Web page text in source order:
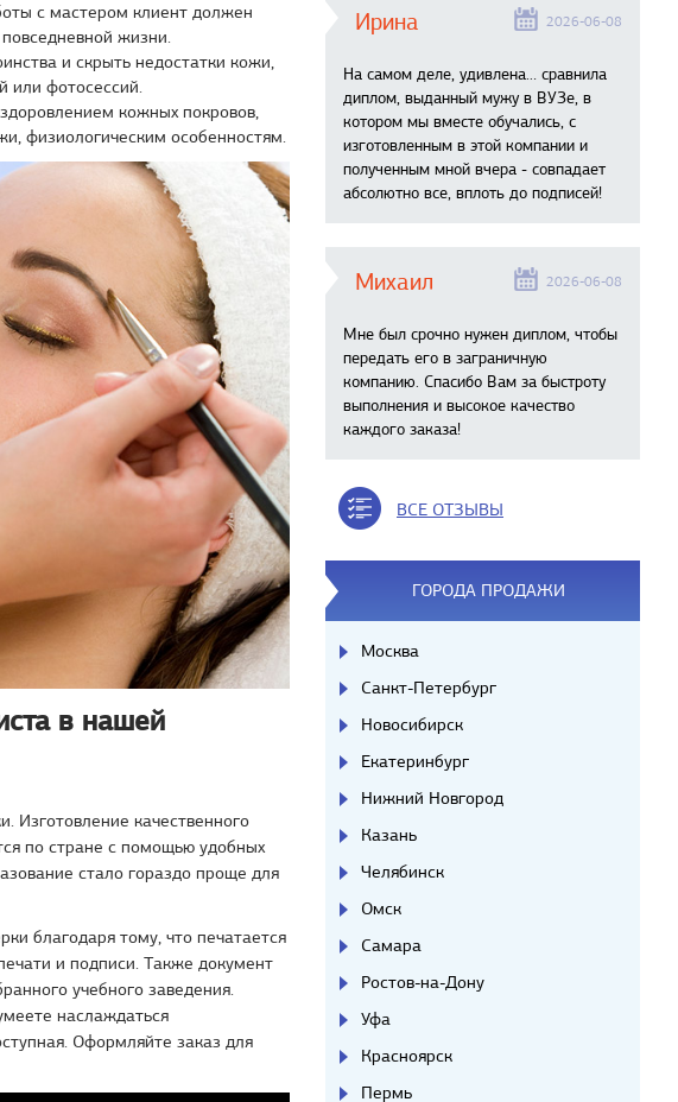
с мастером клиент должен
жизни.
и скрыть недостатки кожи,
или фотосессий.
кожных покровов,
физиологическим особенностям.
в нашей
Изготовление качественного
по стране с помощью удобных
стало гораздо проще для
благодаря тому, что печатается
и подписи. Также документ
учебного заведения.
наслаждаться
Оформляйте заказ для
Ирина 2026-06-08
На самом деле, удивлена… сравнила
диплом, выданный мужу в ВУЗе, в
котором мы вместе обучались, с
изготовленным в этой компании и
полученным мной вчера - совпадает
абсолютно все, вплоть до подписей!
Михаил 2026-06-08
Мне был срочно нужен диплом, чтобы
передать его в заграничную
компанию. Спасибо Вам за быстроту
выполнения и высокое качество
каждого заказа!
ВСЕ ОТЗЫВЫ
ГОРОДА ПРОДАЖИ
Москва
Санкт-Петербург
Новосибирск
Екатеринбург
Нижний Новгород
Казань
Челябинск
Омск
Самара
Ростов-на-Дону
Уфа
Красноярск
Пермь